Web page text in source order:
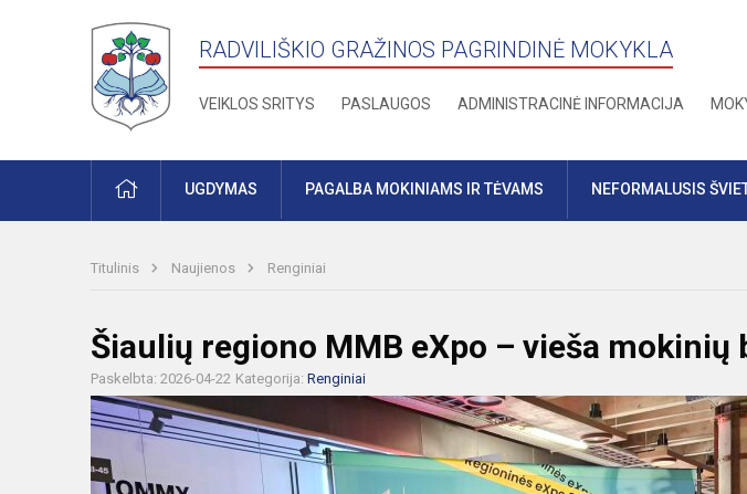
RADVILIŠKIO GRAŽINOS PAGRINDINĖ MOKYKLA
VEIKLOS SRITYS PASLAUGOS ADMINISTRACINĖ INFORMACIJA
PRADŽIAUGDYMAS PAGALBA MOKINIAMS IR TĖVAMS NEFORMALUSIS
Titulinis Naujienos Renginiai
Šiaulių regiono MMB eXpo – vieša mokinių
Paskelbta: 2026-04-22 Kategorija: Renginiai